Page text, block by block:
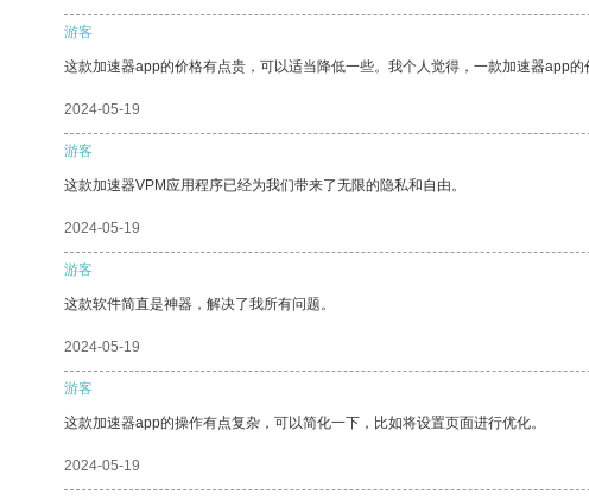
游客
这款加速器app的价格有点贵，可以适当降低一些。我个人觉得，一款加速器app的
2024-05-19
游客
这款加速器VPM应用程序已经为我们带来了无限的隐私和自由。
2024-05-19
游客
这款软件简直是神器，解决了我所有问题。
2024-05-19
游客
这款加速器app的操作有点复杂，可以简化一下，比如将设置页面进行优化。
2024-05-19